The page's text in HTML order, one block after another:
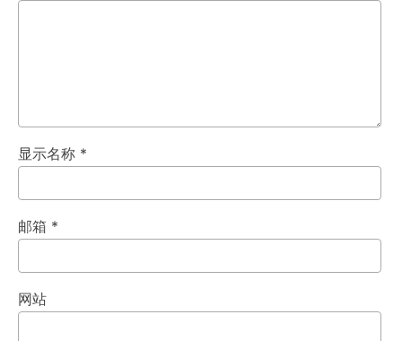
显示名称 *
邮箱 *
网站